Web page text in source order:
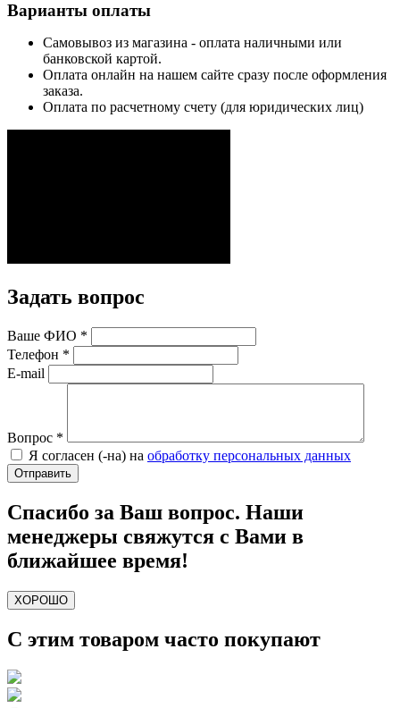
Варианты оплаты
Самовывоз из магазина - оплата наличными или
банковской картой.
Оплата онлайн на нашем сайте сразу после оформления
заказа.
Оплата по расчетному счету (для юридических лиц)
Задать вопрос
Ваше ФИО *
Телефон *
E-mail
Вопрос *
Я согласен (-на) на обработку персональных данных
Спасибо за Ваш вопрос. Наши
менеджеры свяжутся с Вами в
ближайшее время!
ХОРОШО
С этим товаром часто покупают